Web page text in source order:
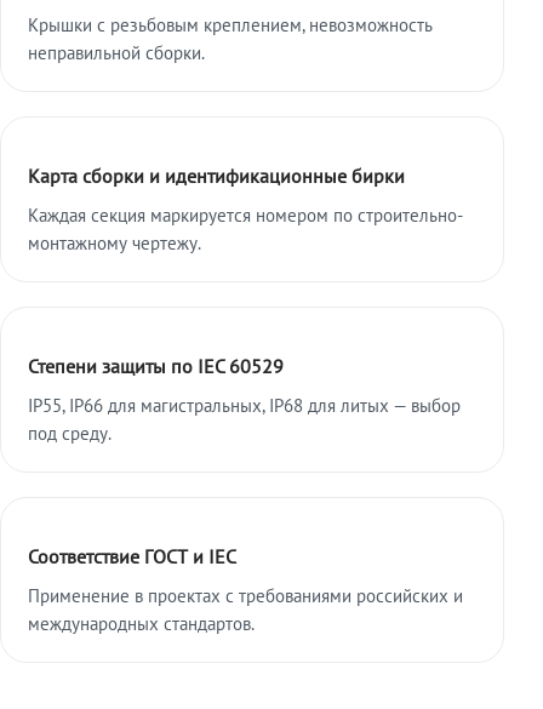
Крышки с резьбовым креплением, невозможность
неправильной сборки.
Карта сборки и идентификационные бирки
Каждая секция маркируется номером по строительно-
монтажному чертежу.
Степени защиты по IEC 60529
IP55, IP66 для магистральных, IP68 для литых — выбор
под среду.
Соответствие ГОСТ и IEC
Применение в проектах с требованиями российских и
международных стандартов.